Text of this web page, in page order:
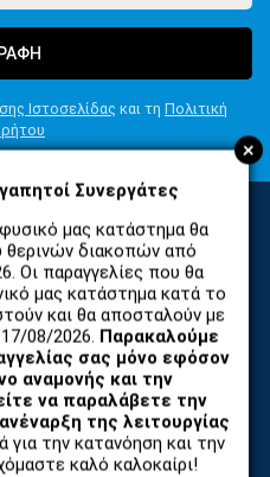
+
Συνεργάτες
μας κατάστημα θα
θερινών διακοπών από
Οι παραγγελίες που θα
μας κατάστημα κατά το
και θα αποσταλούν με
08/2026. Παρακαλούμε
σας μόνο εφόσον
αναμονής και την
να παραλάβετε την
της λειτουργίας
για την κατανόηση και την
καλό καλοκαίρι!
Ιστοσελίδας και τη Πολιτική
ΚΙΝΗΤΩΝ ΤΗΛΕΦΩΝΩΝ
FCT